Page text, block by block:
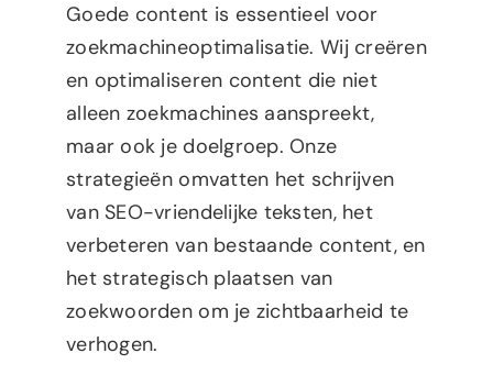
Goede content is essentieel voor
zoekmachineoptimalisatie. Wij creëren
en optimaliseren content die niet
alleen zoekmachines aanspreekt,
maar ook je doelgroep. Onze
strategieën omvatten het schrijven
van SEO-vriendelijke teksten, het
verbeteren van bestaande content, en
het strategisch plaatsen van
zoekwoorden om je zichtbaarheid te
verhogen.